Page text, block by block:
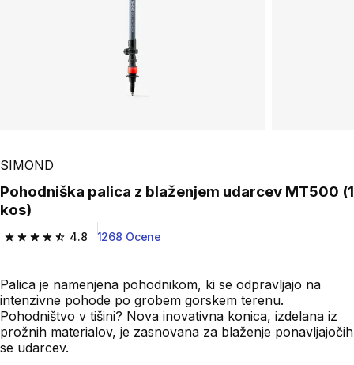
SIMOND
Pohodniška palica z blaženjem udarcev MT500 (1
kos)
4.8
4.8 od 5 zvezdic from 1268 ocene
1268 Ocene
Palica je namenjena pohodnikom, ki se odpravljajo na
intenzivne pohode po grobem gorskem terenu.
Pohodništvo v tišini? Nova inovativna konica, izdelana iz
prožnih materialov, je zasnovana za blaženje ponavljajočih
se udarcev.